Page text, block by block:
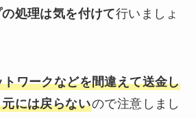
処理は気を付けて行いましょ
ワークなどを間違えて送金し
には戻らないので注意しまし